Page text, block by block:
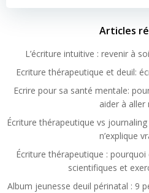
Articles
L’écriture intuitive : revenir à
Ecriture thérapeutique et deuil:
Ecrire pour sa santé mentale:
aider à aller
Écriture thérapeutique vs
n’explique
Écriture thérapeutique :
scientifiques et
Album jeunesse deuil périnatal : 9